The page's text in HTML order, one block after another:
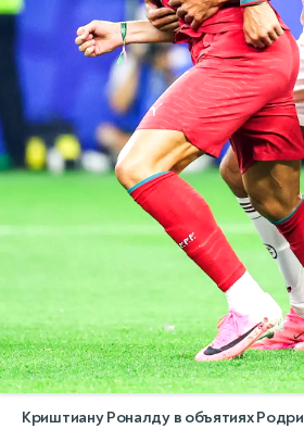
Криштиану Роналду в объятиях Родри